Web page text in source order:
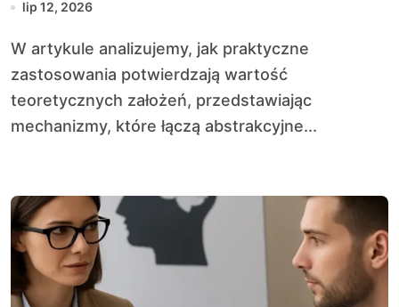
lip 12, 2026
W artykule analizujemy, jak praktyczne
zastosowania potwierdzają wartość
teoretycznych założeń, przedstawiając
mechanizmy, które łączą abstrakcyjne...